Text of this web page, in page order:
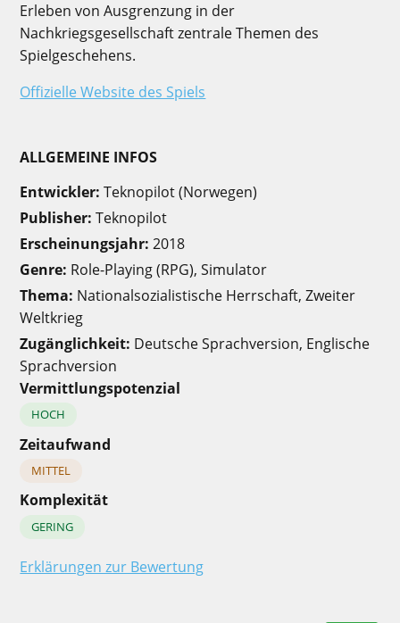
Erleben von Ausgrenzung in der
Nachkriegsgesellschaft zentrale Themen des
Spielgeschehens.
Offizielle Website des Spiels
ALLGEMEINE INFOS
Entwickler: Teknopilot (Norwegen)
Publisher: Teknopilot
Erscheinungsjahr: 2018
Genre: Role-Playing (RPG), Simulator
Thema: Nationalsozialistische Herrschaft, Zweiter
Weltkrieg
Zugänglichkeit: Deutsche Sprachversion, Englische
Sprachversion
Vermittlungspotenzial
HOCH
Zeitaufwand
MITTEL
Komplexität
GERING
Erklärungen zur Bewertung